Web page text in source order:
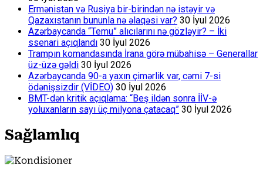
Ermənistan və Rusiya bir-birindən nə istəyir və
Qazaxıstanın bununla nə əlaqəsi var? 30 İyul 2026
Azərbaycanda “Temu” alıcılarını nə gözləyir? – İki
ssenari açıqlandı 30 İyul 2026
Trampın komandasında İrana görə mübahisə – Generallar
üz-üzə gəldi 30 İyul 2026
Azərbaycanda 90-a yaxın çimərlik var, cəmi 7-si
ödənişsizdir (VİDEO) 30 İyul 2026
BMT-dən kritik açıqlama: “Beş ildən sonra İİV-ə
yoluxanların sayı üç milyona çatacaq” 30 İyul 2026
Sağlamlıq